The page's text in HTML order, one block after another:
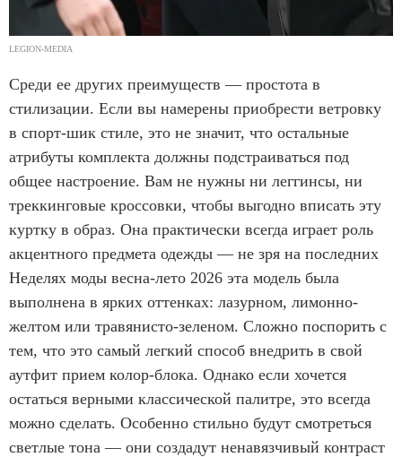
LEGION-MEDIA
Среди ее других преимуществ — простота в
стилизации. Если вы намерены приобрести ветровку
в спорт-шик стиле, это не значит, что остальные
атрибуты комплекта должны подстраиваться под
общее настроение. Вам не нужны ни леггинсы, ни
треккинговые кроссовки, чтобы выгодно вписать эту
куртку в образ. Она практически всегда играет роль
акцентного предмета одежды — не зря на последних
Неделях моды весна-лето 2026 эта модель была
выполнена в ярких оттенках: лазурном, лимонно-
желтом или травянисто-зеленом. Сложно поспорить с
тем, что это самый легкий способ внедрить в свой
аутфит прием колор-блока. Однако если хочется
остаться верными классической палитре, это всегда
можно сделать. Особенно стильно будут смотреться
светлые тона — они создадут ненавязчивый контраст